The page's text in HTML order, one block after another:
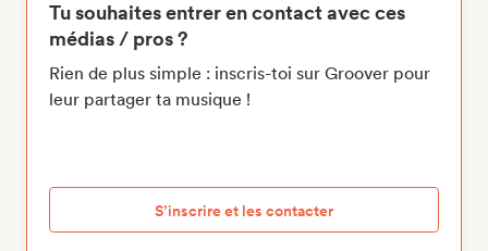
Tu souhaites entrer en contact avec ces
médias / pros ?
Rien de plus simple : inscris-toi sur Groover pour
leur partager ta musique !
S’inscrire et les contacter